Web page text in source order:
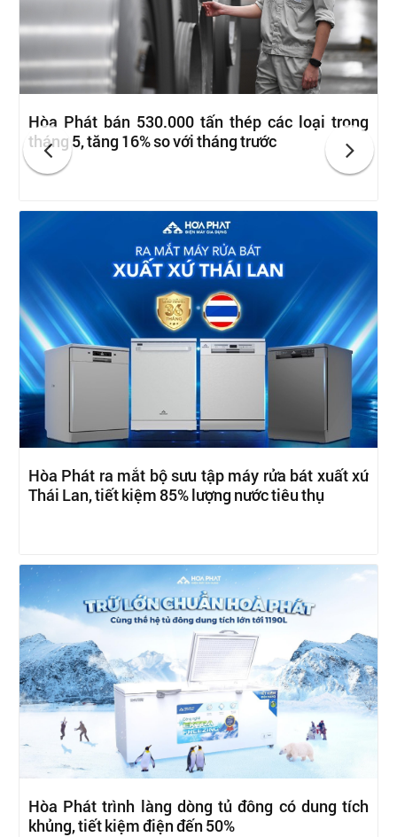
Hòa Phát bán 530.000 tấn thép các loại trong
tháng 5, tăng 16% so với tháng trước
Hòa Phát ra mắt bộ sưu tập máy rửa bát xuất xứ
Thái Lan, tiết kiệm 85% lượng nước tiêu thụ
Hòa Phát trình làng dòng tủ đông có dung tích
khủng, tiết kiệm điện đến 50%